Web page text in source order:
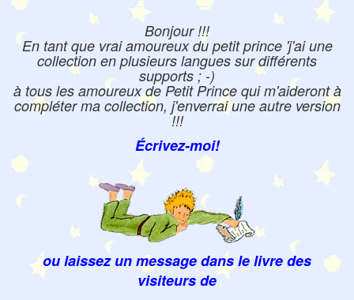
Bonjour !!!
En tant que vrai amoureux du petit prince 'j'ai une
collection en plusieurs langues sur différents
supports ; -)
à tous les amoureux de Petit Prince qui m'aideront à
compléter ma collection, j'enverrai une autre version
!!!
Écrivez-moi!
ou laissez un message dans le livre des
visiteurs de